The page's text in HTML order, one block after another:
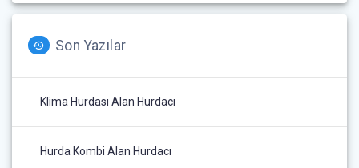
Son Yazılar
Klima Hurdası Alan Hurdacı
Hurda Kombi Alan Hurdacı